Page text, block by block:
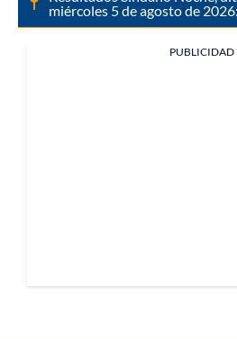
miércoles 5 de agosto de
PUBLICIDAD